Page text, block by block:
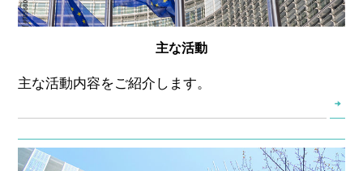
主な活動
主な活動内容をご紹介します。